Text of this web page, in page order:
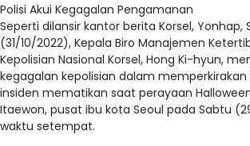
Polisi Akui Kegagalan Pengamanan
Seperti dilansir kantor berita Korsel, Yonhap,
(31/10/2022), Kepala Biro Manajemen
Kepolisian Nasional Korsel, Hong Ki-hyun,
kegagalan kepolisian dalam
insiden mematikan saat perayaan
Itaewon, pusat ibu kota Seoul pada Sabtu
waktu setempat.